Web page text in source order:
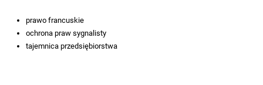
prawo francuskie
ochrona praw sygnalisty
tajemnica przedsiębiorstwa